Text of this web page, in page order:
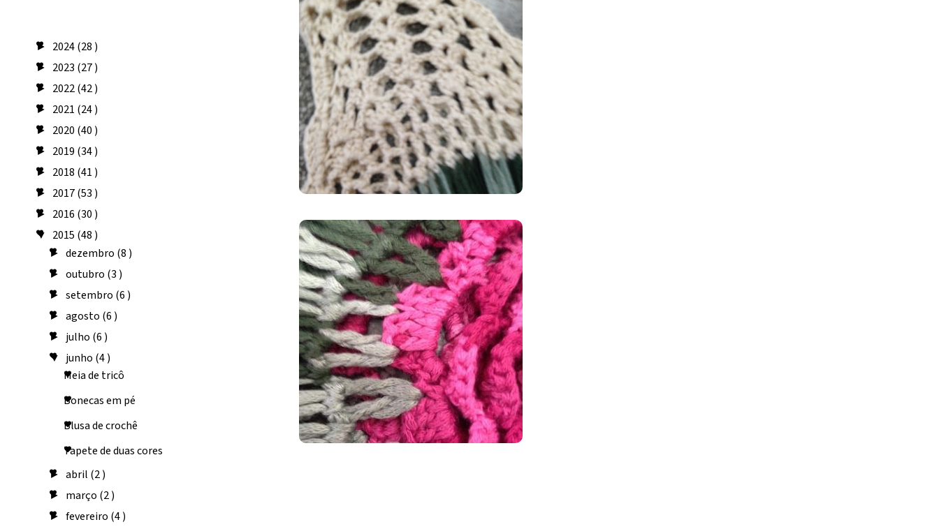
► 2024(28 )
► 2023 (27 )
► 2022(42 )
► 2021 (24 )
► 2020 (40 )
► 2019 (34 )
► 2018 (41 )
► 2017(53 )
► 2016 (30 )
▼ 2015 (48 )
►dezembro (8 )
►outubro (3 )
►setembro (6 )
►agosto (6 )
► julho (6 )
▼ junho (4 )
Meia de tricô
Bonecas em pé
Blusa de crochê
Tapete de duas cores
►abril (2 )
► março (2 )
►fevereiro (4 )